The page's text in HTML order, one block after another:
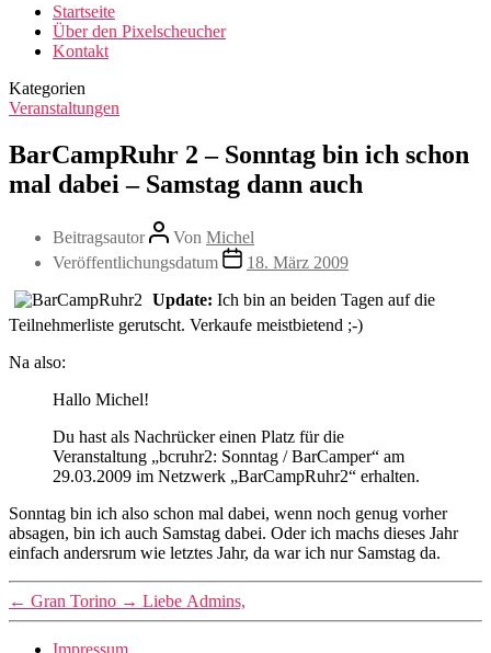
Startseite
Über den Pixelscheucher
Kontakt
Kategorien
Veranstaltungen
BarCampRuhr 2 – Sonntag bin ich schon
mal dabei – Samstag dann auch
Beitragsautor Von Michel
Veröffentlichungsdatum
18. März 2009
Update: Ich bin an beiden Tagen auf die
Teilnehmerliste gerutscht. Verkaufe meistbietend ;-)
Na also:
Hallo Michel!
Du hast als Nachrücker einen Platz für die
Veranstaltung „bcruhr2: Sonntag / BarCamper“ am
29.03.2009 im Netzwerk „BarCampRuhr2“ erhalten.
Sonntag bin ich also schon mal dabei, wenn noch genug vorher
absagen, bin ich auch Samstag dabei. Oder ich machs dieses Jahr
einfach andersrum wie letztes Jahr, da war ich nur Samstag da.
← Gran Torino → Liebe Admins,
Impressum